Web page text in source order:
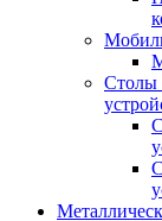
Столы